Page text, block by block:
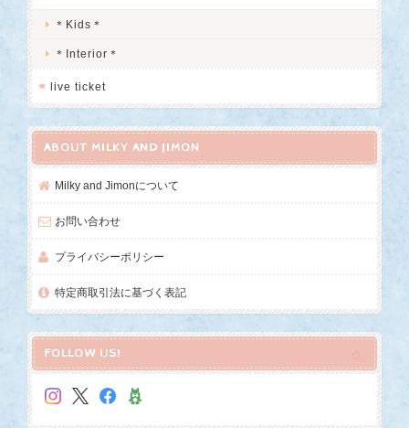
＊Kids＊
＊Interior＊
live ticket
ABOUT MILKY AND JIMON
Milky and Jimonについて
お問い合わせ
プライバシーポリシー
特定商取引法に基づく表記
FOLLOW US!